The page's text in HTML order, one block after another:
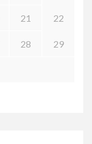
21 22
28 29